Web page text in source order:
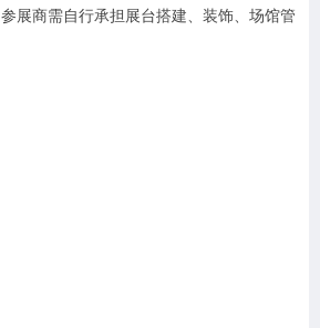
展商需自行承担展台搭建、装饰、场馆管